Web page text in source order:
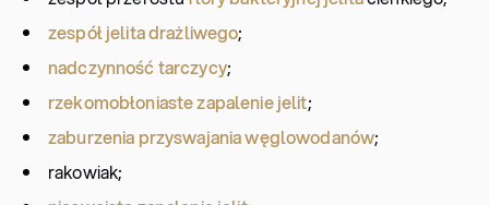
zespół jelita drażliwego;
nadczynność tarczycy;
rzekomobłoniaste zapalenie jelit;
zaburzenia przyswajania węglowodanów;
rakowiak;